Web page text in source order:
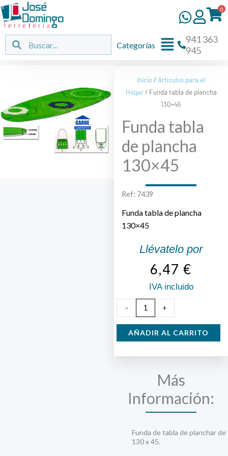
Ir
al
contenido
0
Buscar Buscar
Flyout
Categorías
941 363
945
Inicio / Artículos para el
Hogar/ Funda tabla de plancha
130×45
Funda tabla
de plancha
130×45
Ref: 7439
Funda tabla de plancha
130×45
Llévatelo por
6,47 €
IVA incluido
-
tabla
+
AÑADIR AL CARRITO
Más
Información:
Funda de tabla de planchar de
130 x 45.